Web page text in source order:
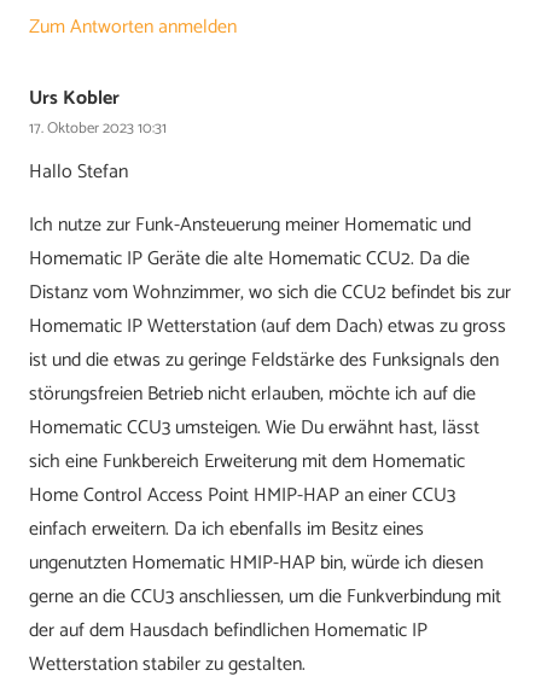
Zum Antworten anmelden
Urs Kobler
17. Oktober 2023 10:31
Hallo Stefan
Ich nutze zur Funk-Ansteuerung meiner Homematic und
Homematic IP Geräte die alte Homematic CCU2. Da die
Distanz vom Wohnzimmer, wo sich die CCU2 befindet bis zur
Homematic IP Wetterstation (auf dem Dach) etwas zu gross
ist und die etwas zu geringe Feldstärke des Funksignals den
störungsfreien Betrieb nicht erlauben, möchte ich auf die
Homematic CCU3 umsteigen. Wie Du erwähnt hast, lässt
sich eine Funkbereich Erweiterung mit dem Homematic
Home Control Access Point HMIP-HAP an einer CCU3
einfach erweitern. Da ich ebenfalls im Besitz eines
ungenutzten Homematic HMIP-HAP bin, würde ich diesen
gerne an die CCU3 anschliessen, um die Funkverbindung mit
der auf dem Hausdach befindlichen Homematic IP
Wetterstation stabiler zu gestalten.